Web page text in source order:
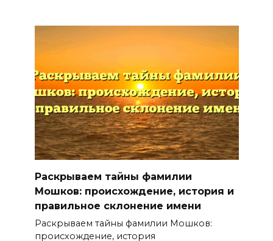
Раскрываем тайны фамилии
Мошков: происхождение, история и
правильное склонение имени
Раскрываем тайны фамилии Мошков:
происхождение, история